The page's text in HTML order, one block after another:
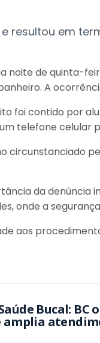
resultou em
noite de quinta-
A
foi contido por
telefone celular
circunstanciado
da denúncia
onde a
aos
Bucal: BC
amplia